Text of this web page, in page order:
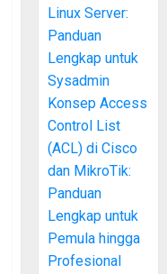
Linux Server:
Panduan
Lengkap untuk
Sysadmin
Konsep Access
Control List
(ACL) di Cisco
dan MikroTik:
Panduan
Lengkap untuk
Pemula hingga
Profesional